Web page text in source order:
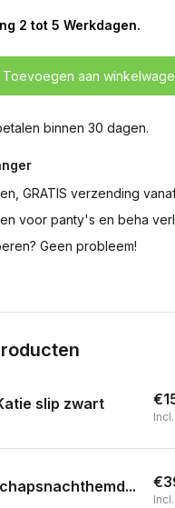
2 tot 5 Werkdagen.
Toevoegen aan
binnen 30 dagen.
GRATIS verzending
voor panty's en beha
Geen probleem!
slip zwart